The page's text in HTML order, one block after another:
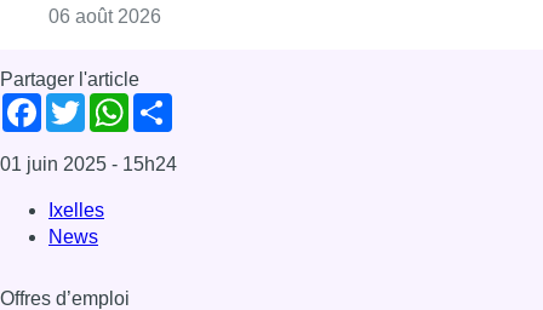
06 août 2026
Partager l'article
Facebook
TwitterWhatsApp
01 juin 2025 - 15h24
Ixelles
News
Offres d’emploi